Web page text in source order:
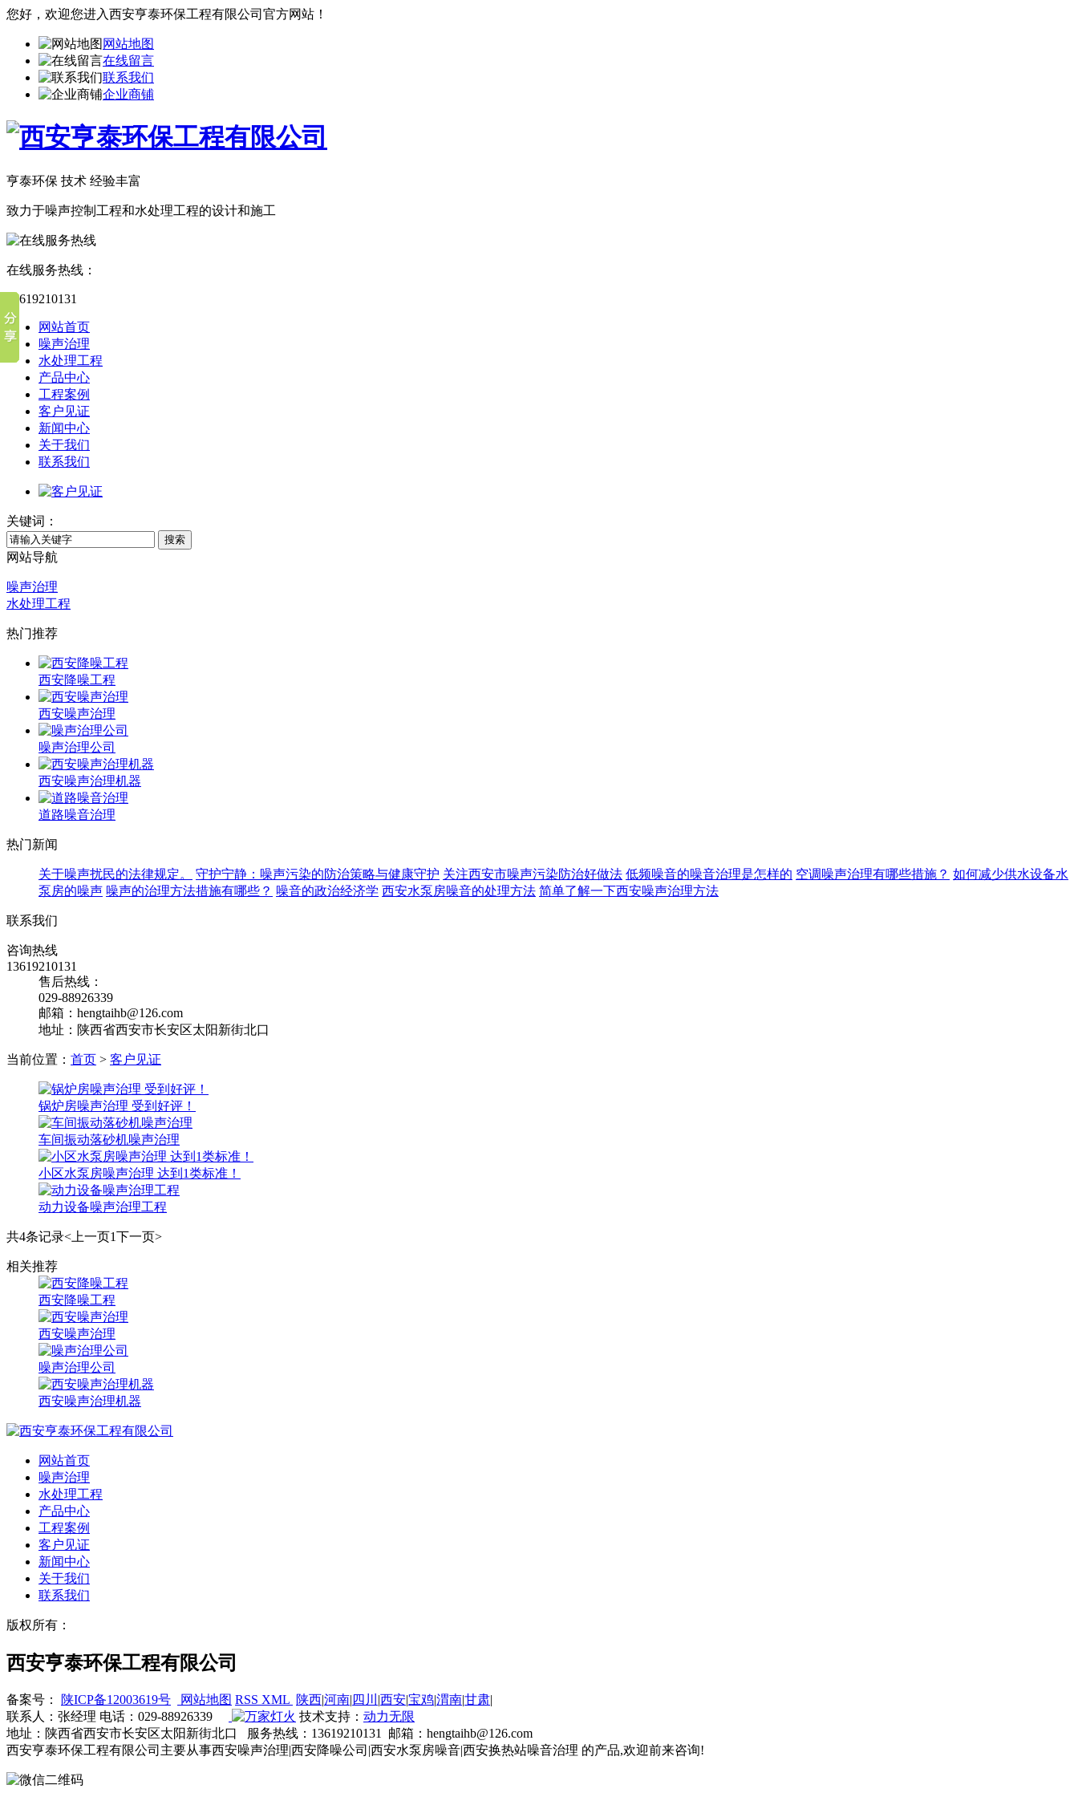
您好，欢迎您进入西安亨泰环保工程有限公司官方网站！
网站地图
在线留言
联系我们
企业商铺
亨泰环保 技术 经验丰富
致力于噪声控制工程和水处理工程的设计和施工
在线服务热线：
13619210131
网站首页
噪声治理
水处理工程
产品中心
工程案例
客户见证
新闻中心
关于我们
联系我们
关键词：
搜索
网站导航
噪声治理
水处理工程
热门推荐
西安降噪工程
西安噪声治理
噪声治理公司
西安噪声治理机器
道路噪音治理
热门新闻
关于噪声扰民的法律规定。 守护宁静：噪声污染的防治策略与健康守护 关注西安市噪声污染防治好做法 低频噪音的噪音治理是怎样的 空调噪声治理有哪些措施？ 如何减少供水设备水
泵房的噪声 噪声的治理方法措施有哪些？ 噪音的政治经济学 西安水泵房噪音的处理方法 简单了解一下西安噪声治理方法
联系我们
咨询热线
13619210131
售后热线：
029-88926339
邮箱：hengtaihb@126.com
地址：陕西省西安市长安区太阳新街北口
当前位置： 首页 > 客户见证
锅炉房噪声治理 受到好评！
车间振动落砂机噪声治理
小区水泵房噪声治理 达到1类标准！
动力设备噪声治理工程
共4条记录<上一页1下一页>
相关推荐
西安降噪工程
西安噪声治理
噪声治理公司
西安噪声治理机器
网站首页
噪声治理
水处理工程
产品中心
工程案例
客户见证
新闻中心
关于我们
联系我们
版权所有：
西安亨泰环保工程有限公司
备案号： 陕ICP备12003619号 网站地图 RSS XML 陕西|河南| 四川 |西安|宝鸡|渭南|甘肃|
联系人：张经理 电话：029-88926339
技术支持： 动力无限
地址：陕西省西安市长安区太阳新街北口 服务热线：13619210131 邮箱：hengtaihb@126.com
西安亨泰环保工程有限公司主要从事西安噪声治理|西安降噪公司|西安水泵房噪音|西安换热站噪音治理 的产品,欢迎前来咨询!